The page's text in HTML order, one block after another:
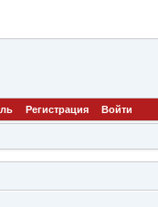
Регистрация Войти